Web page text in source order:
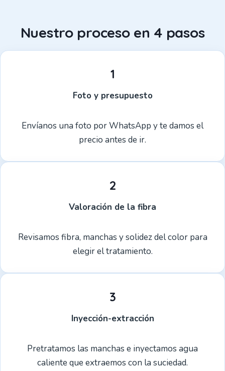
Nuestro proceso en 4 pasos
1
Foto y presupuesto
Envíanos una foto por WhatsApp y te damos el
precio antes de ir.
2
Valoración de la fibra
Revisamos fibra, manchas y solidez del color para
elegir el tratamiento.
3
Inyección-extracción
Pretratamos las manchas e inyectamos agua
caliente que extraemos con la suciedad.